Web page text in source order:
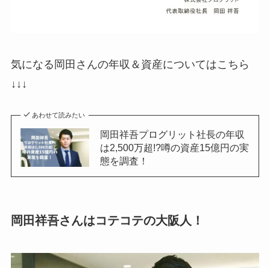
気になる岡田さんの年収＆資産についてはこちら
↓↓↓
あわせて読みたい
岡田祥吾プログリット社長の年収
は2,500万超!?噂の資産15億円の実
態を調査！
岡田祥吾さんはコテコテの大阪人！